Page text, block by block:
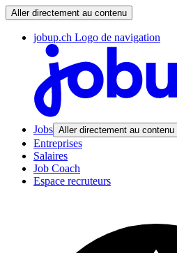
Aller directement au contenu
jobup.ch Logo de navigation
Jobs Aller directement au contenu
Entreprises
Salaires
Job Coach
Espace recruteurs